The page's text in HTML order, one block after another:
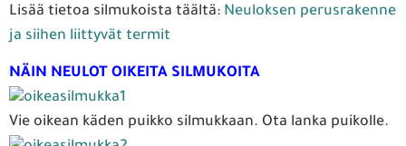
Lisää tietoa silmukoista täältä: Neuloksen perusrakenne
ja siihen liittyvät termit
NÄIN NEULOT OIKEITA SILMUKOITA
Vie oikean käden puikko silmukkaan. Ota lanka puikolle.